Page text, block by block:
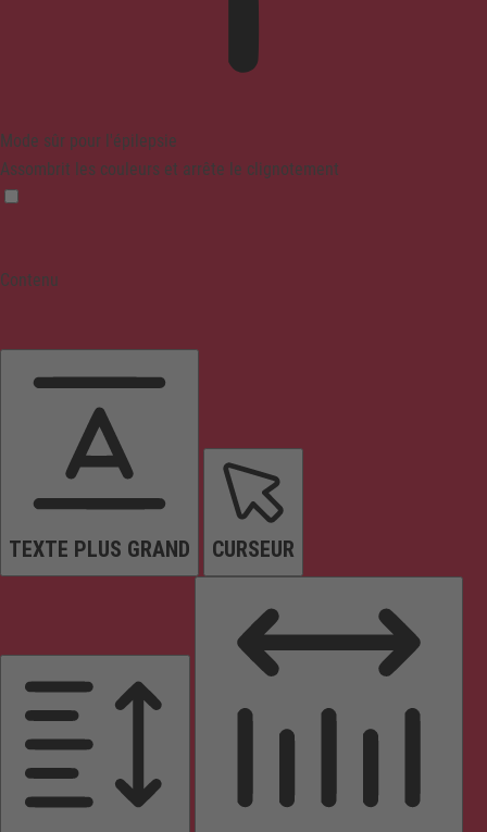
Mode sûr pour l'épilepsie
Assombrit les couleurs et arrête le clignotement
Contenu
TEXTE PLUS GRAND CURSEUR